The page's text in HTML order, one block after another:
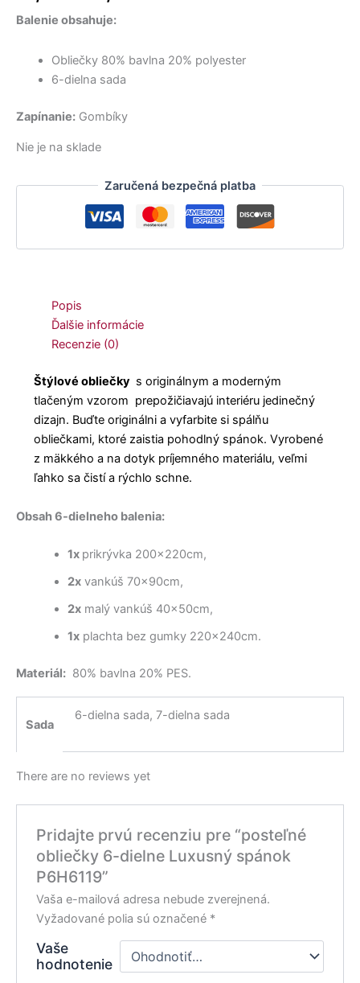
bola:
Balenie obsahuje:
Obliečky 80% bavlna 20% polyester
6-dielna sada
Zapínanie: Gombíky
Nie je na sklade
Zaručená bezpečná platba
Popis
Ďalšie informácie
Recenzie (0)
Štýlové obliečky s originálnym a moderným
tlačeným vzorom prepožičiavajú interiéru jedinečný
dizajn. Buďte originálni a vyfarbite si spálňu
obliečkami, ktoré zaistia pohodlný spánok. Vyrobené
z mäkkého a na dotyk príjemného materiálu, veľmi
ľahko sa čistí a rýchlo schne.
Obsah 6-dielneho balenia:
1x prikrývka 200x220cm,
2xvankúš 70x90cm,
2xmalý vankúš 40x50cm,
1xplachta bez gumky 220x240cm.
Materiál: 80% bavlna 20% PES.
Sada
6-dielna sada, 7-dielna sada
There are no reviews yet
Pridajte prvú recenziu pre “posteľné
obliečky 6-dielne Luxusný spánok
P6H6119”
Vaša e-mailová adresa nebude zverejnená.
Vyžadované polia sú označené *
Vaše
hodnotenie